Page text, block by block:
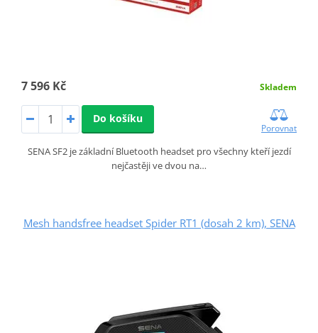
7 596 Kč Skladem
Do košíku
Porovnat
SENA SF2 je základní Bluetooth headset pro všechny kteří jezdí
nejčastěji ve dvou na…
Mesh handsfree headset Spider RT1 (dosah 2 km), SENA